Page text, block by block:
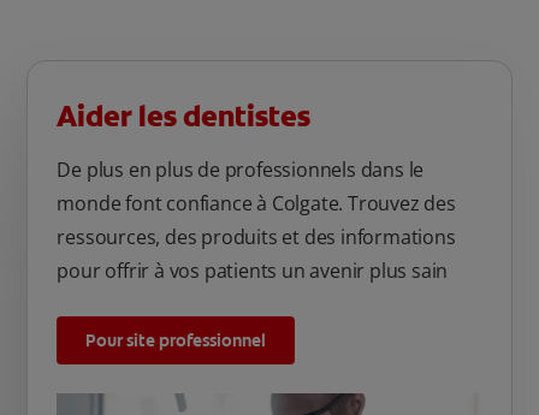
Aider les dentistes
De plus en plus de professionnels dans le
monde font confiance à Colgate. Trouvez des
ressources, des produits et des informations
pour offrir à vos patients un avenir plus sain
Pour site professionnel